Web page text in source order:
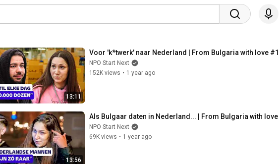
13:11
Voor 'k*twerk' naar Nederland | From Bulgaria with love #1
NPO Start Next
152K views • 1 year ago
13:56
Als Bulgaar daten in Nederland... | From Bulgaria with love
NPO Start Next
69K views • 1 year ago